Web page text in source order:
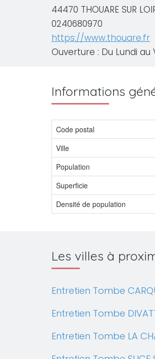
44470 THOUARE SUR
0240680970
https://www.thouare.fr
Ouverture : Du Lundi au
Informations
Code postal
Ville
Population
Superficie
Densité de population
Les villes à
Entretien Tombe
Entretien Tombe
Entretien Tombe LA